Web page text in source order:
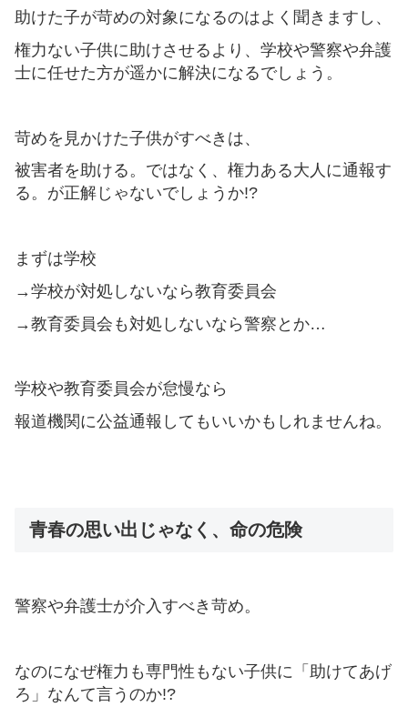
助けた子が苛めの対象になるのはよく聞きますし、
権力ない子供に助けさせるより、学校や警察や弁護
士に任せた方が遥かに解決になるでしょう。
苛めを見かけた子供がすべきは、
被害者を助ける。ではなく、権力ある大人に通報す
る。が正解じゃないでしょうか!?
まずは学校
→学校が対処しないなら教育委員会
→教育委員会も対処しないなら警察とか…
学校や教育委員会が怠慢なら
報道機関に公益通報してもいいかもしれませんね。
青春の思い出じゃなく、命の危険
警察や弁護士が介入すべき苛め。
なのになぜ権力も専門性もない子供に「助けてあげ
ろ」なんて言うのか!?